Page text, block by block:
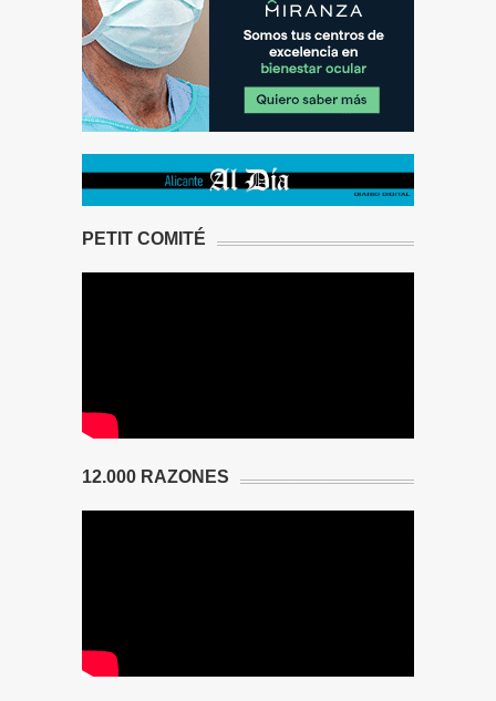
PETIT COMITÉ
12.000 RAZONES